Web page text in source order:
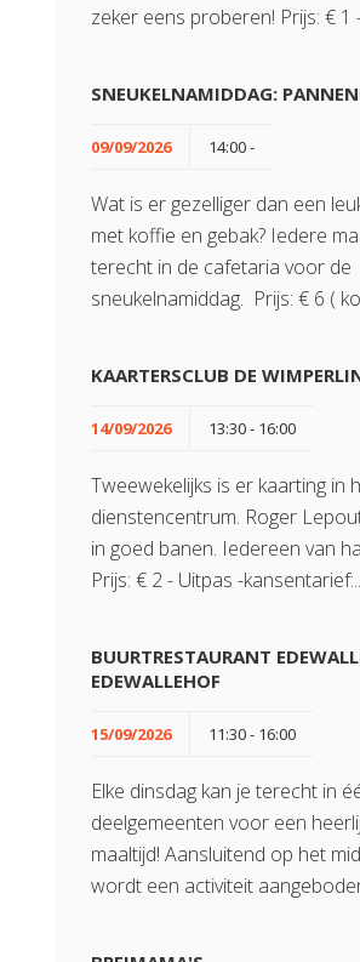
zeker eens proberen! Prijs: € 1
SNEUKELNAMIDDAG:
09/09/2026 14:00 -
Wat is er gezelliger dan een
met koffie en gebak? Iedere
terecht in de cafetaria voor de
sneukelnamiddag. Prijs: € 6 (
KAARTERSCLUB DE
14/09/2026 13:30 - 16:00
Tweewekelijks is er kaarting in
dienstencentrum. Roger
in goed banen. Iedereen van
Prijs: € 2 - Uitpas -
BUURTRESTAURANT
EDEWALLEHOF
15/09/2026 11:30 - 16:00
Elke dinsdag kan je terecht in
deelgemeenten voor een
maaltijd! Aansluitend op het
wordt een activiteit